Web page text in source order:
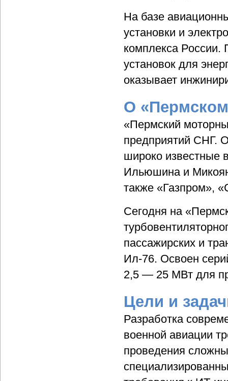
На базе
установки и
комплекса России.
установок для
оказывает
О
«Пермский
предприятий СНГ.
широко известные
Ильюшина и
также «Газпром»,
Сегодня на
пассажирских и
Ил-76. Освоен
2,5 — 25 МВт для
Цели и
Разработка
военной авиации
проведения